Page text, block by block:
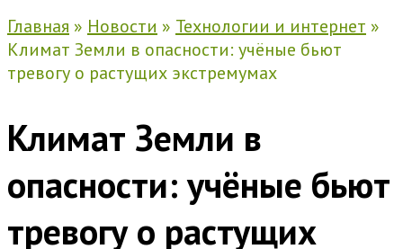
Главная » Новости » Технологии и интернет »
Климат Земли в опасности: учёные бьют
тревогу о растущих экстремумах
Климат Земли в
опасности: учёные бьют
тревогу о растущих